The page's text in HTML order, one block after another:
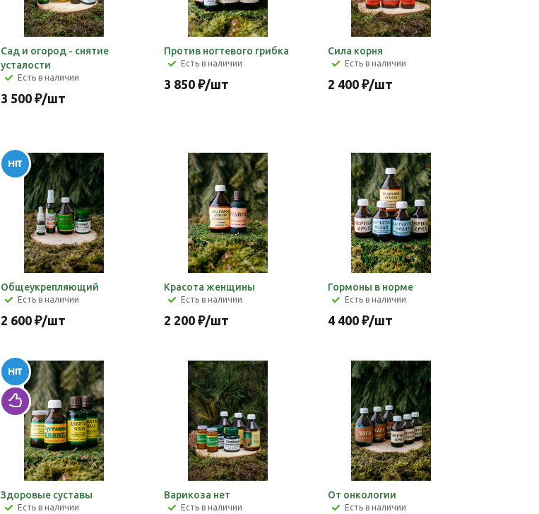
Сад и огород - снятие
усталости
Есть в наличии
3 500₽/шт
Против ногтевого грибка
Есть в наличии
3 850 ₽/шт
Сила корня
Есть в наличии
2 400₽/шт
Общеукрепляющий
Есть в наличии
2 600₽/шт
Красота женщины
Есть в наличии
2 200 ₽/шт
Гормоны в норме
Есть в наличии
4 400₽/шт
Здоровые суставы
Есть в наличии
Варикоза нет
Есть в наличии
От онкологии
Есть в наличии